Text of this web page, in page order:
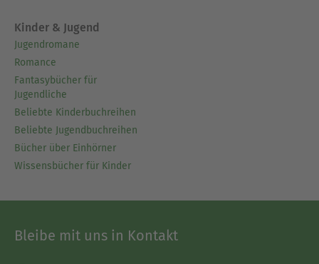
Kinder & Jugend
Jugendromane
Romance
Fantasybücher für
Jugendliche
Beliebte Kinderbuchreihen
Beliebte Jugendbuchreihen
Bücher über Einhörner
Wissensbücher für Kinder
Bleibe mit uns in Kontakt